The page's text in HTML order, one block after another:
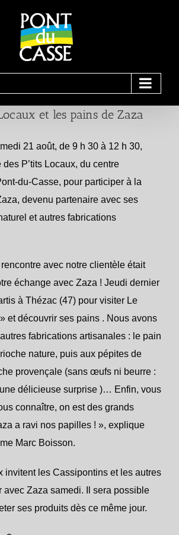
et les pains de Zaza
21 août, de 9 h 30 à 12 h 30,
P’tits Locaux, du centre
du-Casse, pour participer à la
devenu partenaire avec ses
et autres fabrications
avec notre clientèle était
échange avec Zaza ! Jeudi dernier
à Thézac (47) pour visiter Le
et découvrir ses pains . Nous avons
fabrications artisanales : le pain
nature, puis aux pépites de
provençale (sans œufs ni beurre :
une délicieuse surprise )… Enfin, vous
connaître, on est des grands
a ravi nos papilles ! », explique
Marc Boisson.
invitent les Cassipontins et les autres
avec Zaza samedi. Il sera possible
ses produits dès ce même jour.